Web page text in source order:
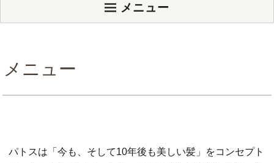
メニュー
メニュー
パトスは「今も、そして10年後も美しい髪」をコンセプト